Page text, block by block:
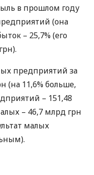
в прошлом году
(она
– 25,7% (его
предприятий за
(на 11,6% больше,
– 151,48
– 46,7 млрд грн
малых